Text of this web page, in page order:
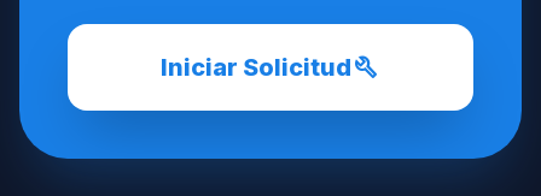
Iniciar Solicitudbuild